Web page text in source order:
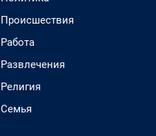
Происшествия
Работа
Развлечения
Религия
Семья